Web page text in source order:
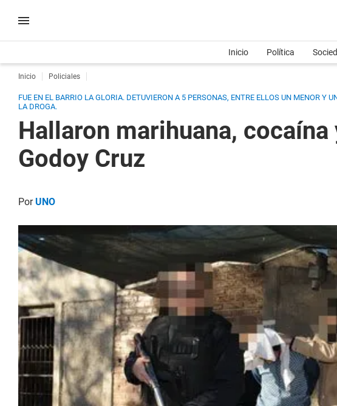
Inicio Política
Inicio Policiales
FUE EN EL BARRIO LA GLORIA. DETUVIERON A 5 PERSONAS, ENTRE ELLOS UN MENOR
LA DROGA.
Hallaron marihuana,
Godoy Cruz
PorUNO